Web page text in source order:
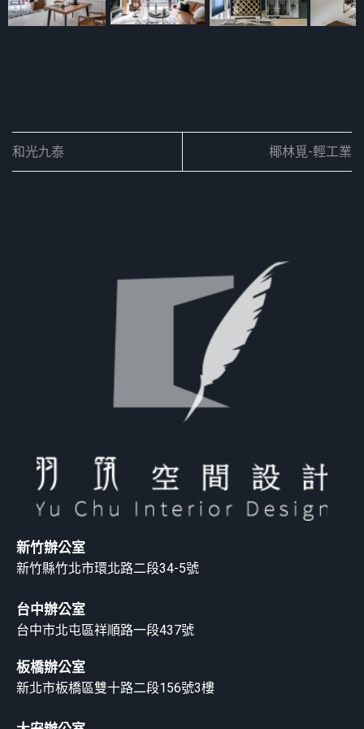
和光九泰 椰林覓-輕工業
新竹辦公室
新竹縣竹北市環北路二段34-5號
台中辦公室
台中市北屯區祥順路一段437號
板橋辦公室
新北市板橋區雙十路二段156號3樓